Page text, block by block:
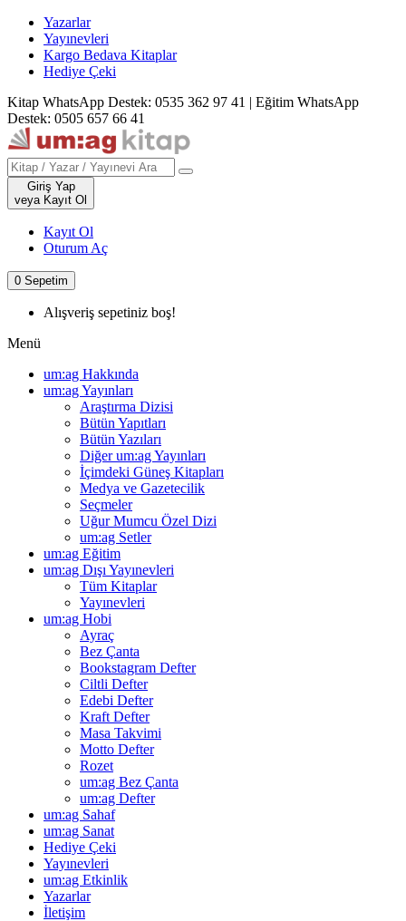
Yazarlar
Yayınevleri
Kargo Bedava Kitaplar
Hediye Çeki
Kitap WhatsApp Destek: 0535 362 97 41 | Eğitim WhatsApp
Destek: 0505 657 66 41
Giriş Yap
veya Kayıt Ol
Kayıt Ol
Oturum Aç
0 Sepetim
Alışveriş sepetiniz boş!
Menü
um:ag Hakkında
um:ag Yayınları
Araştırma Dizisi
Bütün Yapıtları
Bütün Yazıları
Diğer um:ag Yayınları
İçimdeki Güneş Kitapları
Medya ve Gazetecilik
Seçmeler
Uğur Mumcu Özel Dizi
um:ag Setler
um:ag Eğitim
um:ag Dışı Yayınevleri
Tüm Kitaplar
Yayınevleri
um:ag Hobi
Ayraç
Bez Çanta
Bookstagram Defter
Ciltli Defter
Edebi Defter
Kraft Defter
Masa Takvimi
Motto Defter
Rozet
um:ag Bez Çanta
um:ag Defter
um:ag Sahaf
um:ag Sanat
Hediye Çeki
Yayınevleri
um:ag Etkinlik
Yazarlar
İletişim